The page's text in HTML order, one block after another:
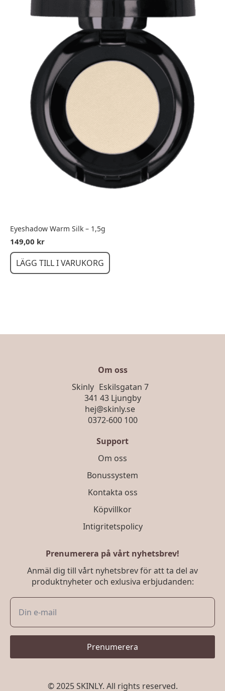
Eyeshadow Warm Silk – 1,5g
149,00 kr
LÄGG TILL I VARUKORG
Om oss
Skinly Eskilsgatan 7
341 43 Ljungby
hej@skinly.se
0372-600 100
Support
Om oss
Bonussystem
Kontakta oss
Köpvillkor
Intigritetspolicy
Prenumerera på vårt nyhetsbrev!
Anmäl dig till vårt nyhetsbrev för att ta del av
produktnyheter och exlusiva erbjudanden:
Prenumerera
© 2025 SKINLY. All rights reserved.